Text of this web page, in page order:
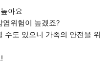
아요
염위험이 높겠죠?
수도 있으니 가족의 안전을 위